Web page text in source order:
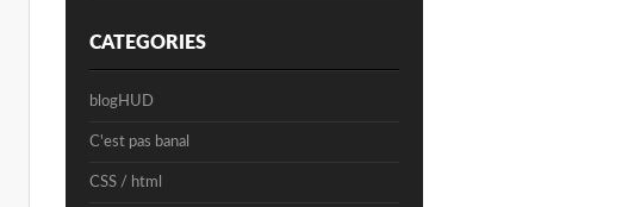
CATEGORIES
blogHUD
C'est pas banal
CSS / html